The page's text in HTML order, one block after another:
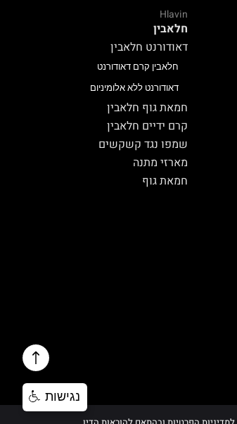
Hlavin
חלאבין
דאודורנט חלאבין
חלאבין קרם דאודורנט
דאודורנט ללא אלומיניום
חמאת גוף חלאבין
קרם ידיים חלאבין
שמפו נגד קשקשים
מארזי מתנה
חמאת גוף
נגישות